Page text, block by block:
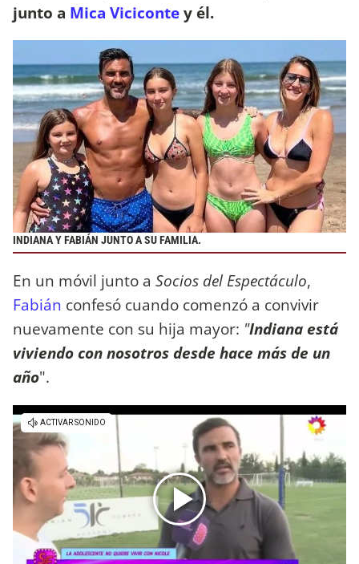
junto a Mica Vicicontey él.
INDIANA Y FABIÁN JUNTO A SU FAMILIA.
En un móvil junto a Socios del Espectáculo,
Fabián confesó cuando comenzó a convivir
nuevamente con su hija mayor: "Indiana está
viviendo con nosotros desde hace más de un
año".